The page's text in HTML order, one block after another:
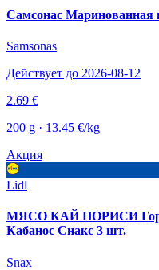
Самсонас Маринованная
Samsonas
Действует до 2026-08-12
2.69 €
200 g · 13.45 €/kg
Акция
Lidl
МЯСО КАЙ НОРИСИ
Кабанос Снакс 3 шт.
Snax